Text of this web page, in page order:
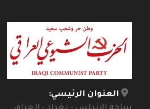
العنوان الرئيسي: